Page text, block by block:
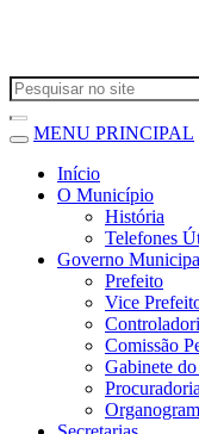
MENU PRINCIPAL
Início
O Município
História
Telefones
Governo
Prefeito
Vice
Comissão
Gabinete